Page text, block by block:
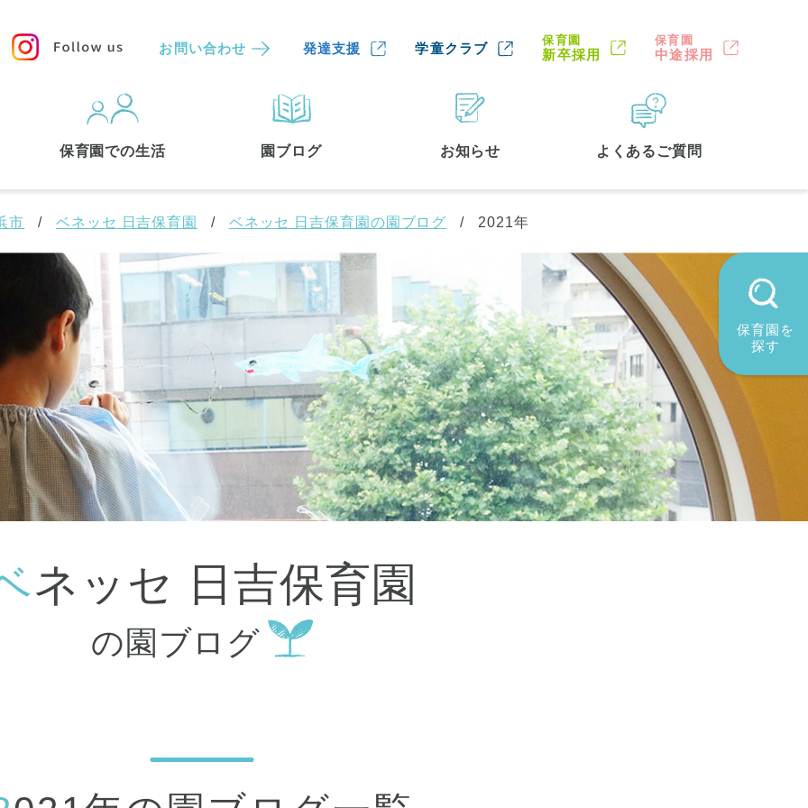
お問い合わせ 発達支援 学童クラブ
保育園
新卒採用
保育園
中途採用
保育園での生活 園ブログ お知らせ よくあるご質問
保育園を
探す
保育園 を探す
央区 港区 文京区(3) 墨田区(2) 品川区 (1)
田区(4) 世田谷区(1) 渋谷区(2) 杉並区(3) 板橋区(3)
馬区(7) 足立区 (1) 葛飾区(1) 三鷹市(2) 調布市(1)
分寺市(1) 狛江市(1) 北区(1) 千代田区(1) 豊島区(2)
東区(1) 町田市 江戸川区(1)
川崎市 (9) 横須賀市
市 ベネッセ 日吉保育園 ベネッセ 日吉保育園の園ブログ 2021年
ベネッセ 日吉保育園
の園ブログ